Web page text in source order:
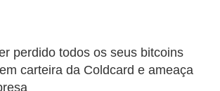
perdido todos os seus bitcoins
carteira da Coldcard e ameaça